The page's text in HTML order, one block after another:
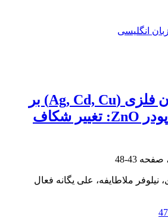
انگلیسی
تاثیر آلایش کاتیون فلزی (Ag, Cd, Cu) بر
خواص نوری نانوپودر ZnO: تغییر شکاف
43-48
نیلوفر ملاطایفه، علی یگانه فعال